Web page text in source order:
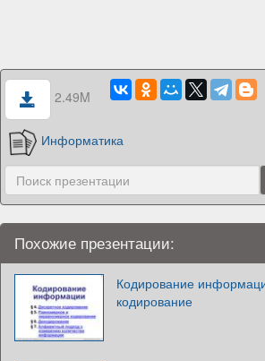
2.49M
Информатика
Похожие презентации:
Кодирование
кодирование